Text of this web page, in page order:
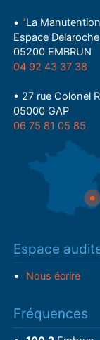
• "La
Espace Delaroche
05200 EMBRUN
04 92 43 37 38
• 27 rue Colonel
05000 GAP
06 75 81 05 85
Espace
Nous écrire
Fréquences